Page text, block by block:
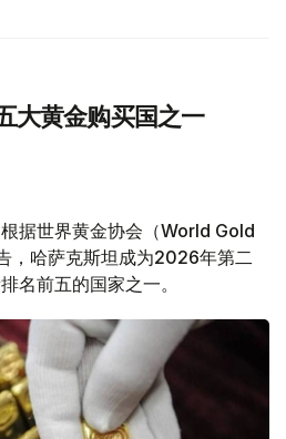
大黄金购买国之一
根据世界黄金协会（World Gold
，哈萨克斯坦成为2026年第二
名前五的国家之一。